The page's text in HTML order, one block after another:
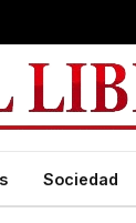
Sociedad